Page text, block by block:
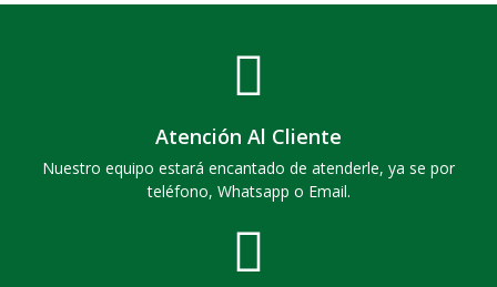
Atención Al Cliente
Nuestro equipo estará encantado de atenderle, ya se por
teléfono, Whatsapp o Email.